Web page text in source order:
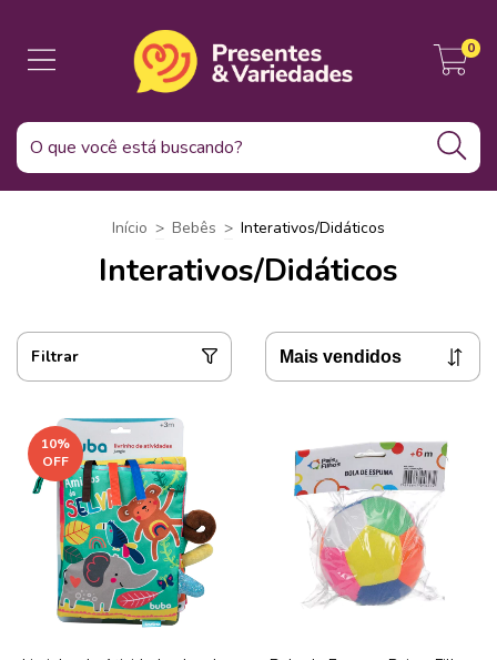
0
Início > Bebês > Interativos/Didáticos
Interativos/Didáticos
Filtrar
10%
OFF